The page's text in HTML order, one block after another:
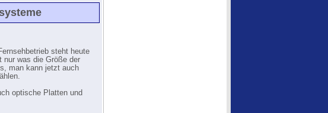
steht heute
nur was die Größe der
man kann jetzt auch
optische Platten und